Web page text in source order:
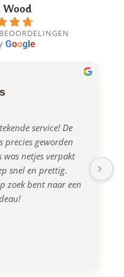
Wood
Googl e
service! De
precies geworden
was netjes verpakt
snel en prettig.
zoek bent naar een